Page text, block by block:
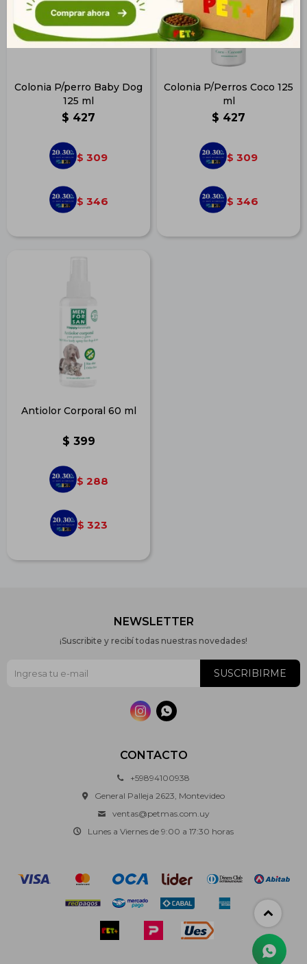
Colonia P/perro Baby Dog
125 ml
$ 427
$ 309
$ 346
Colonia P/Perros Coco 125
ml
$ 427
$ 309
$ 346
Antiolor Corporal 60 ml
$ 399
$ 288
$ 323
CONTACTO
+59894100938
General Palleja 2623, Montevideo
ventas@petmas.com.uy
Lunes a Viernes de 9:00 a 17:30 horas
NEWSLETTER
¡Suscribite y recibí todas nuestras novedades!
SUSCRIBIRME
 